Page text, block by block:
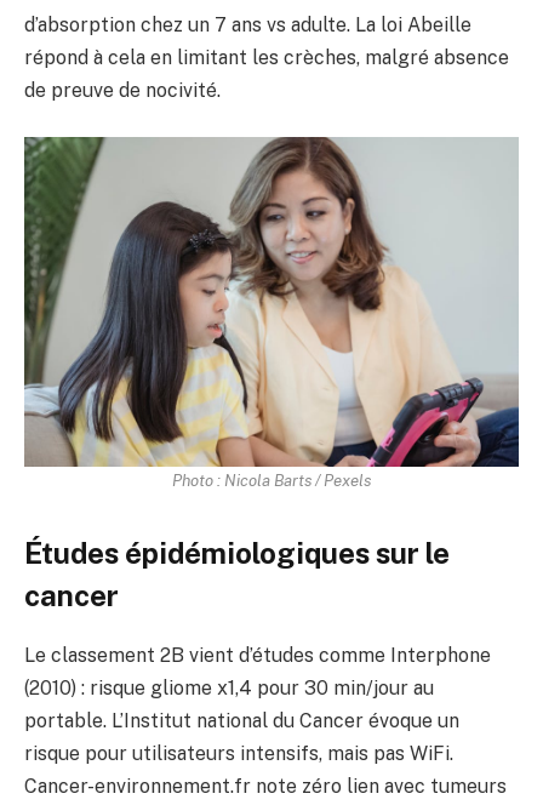
d’absorption chez un 7 ans vs adulte. La loi Abeille
répond à cela en limitant les crèches, malgré absence
de preuve de nocivité.
Photo : Nicola Barts / Pexels
Études épidémiologiques sur le
cancer
Le classement 2B vient d’études comme Interphone
(2010) : risque gliome x1,4 pour 30 min/jour au
portable. L’Institut national du Cancer évoque un
risque pour utilisateurs intensifs, mais pas WiFi.
Cancer-environnement.fr note zéro lien avec tumeurs